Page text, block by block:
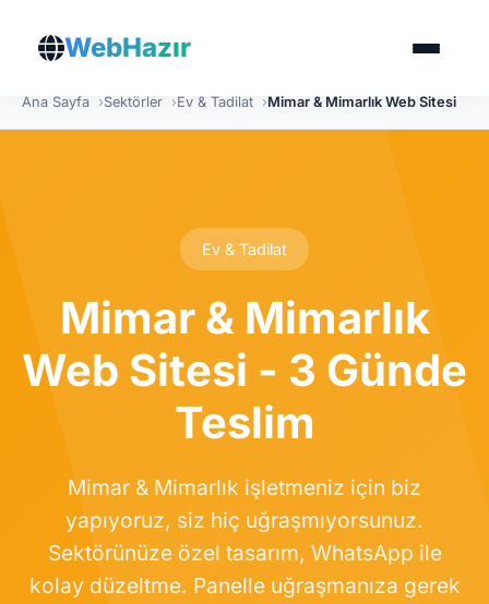
WebHazır
Ana Sayfa Sektörler Ev & Tadilat Mimar & Mimarlık Web Sitesi
Ev & Tadilat
Mimar & Mimarlık
Web Sitesi - 3 Günde
Teslim
Mimar & Mimarlık işletmeniz için biz
yapıyoruz, siz hiç uğraşmıyorsunuz.
Sektörünüze özel tasarım, WhatsApp ile
kolay düzeltme. Panelle uğraşmanıza gerek